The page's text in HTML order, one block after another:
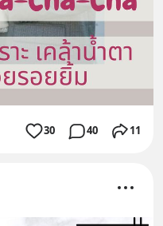
30 40 11